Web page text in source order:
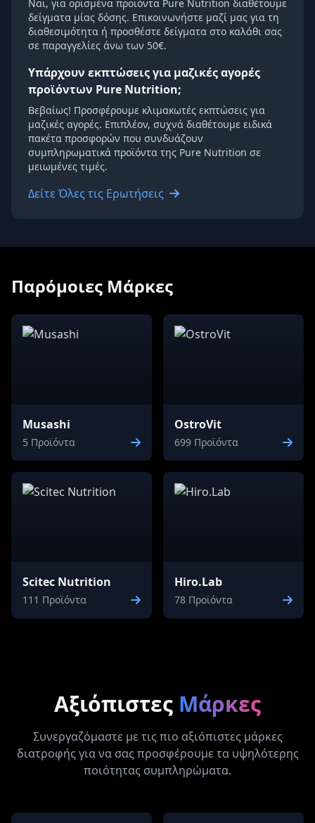
Ναι, για ορισμένα προϊόντα Pure Nutrition διαθέτουμε
δείγματα μίας δόσης. Επικοινωνήστε μαζί μας για τη
διαθεσιμότητα ή προσθέστε δείγματα στο καλάθι σας
σε παραγγελίες άνω των 50€.
Υπάρχουν εκπτώσεις για μαζικές αγορές
προϊόντων Pure Nutrition;
Βεβαίως! Προσφέρουμε κλιμακωτές εκπτώσεις για
μαζικές αγορές. Επιπλέον, συχνά διαθέτουμε ειδικά
πακέτα προσφορών που συνδυάζουν
συμπληρωματικά προϊόντα της Pure Nutrition σε
μειωμένες τιμές.
Δείτε Όλες τις Ερωτήσεις
Παρόμοιες Μάρκες
Musashi
5 Προϊόντα
OstroVit
699 Προϊόντα
Scitec Nutrition
111 Προϊόντα
Hiro.Lab
78 Προϊόντα
Αξιόπιστες Μάρκες
Συνεργαζόμαστε με τις πιο αξιόπιστες μάρκες
διατροφής για να σας προσφέρουμε τα υψηλότερης
ποιότητας συμπληρώματα.